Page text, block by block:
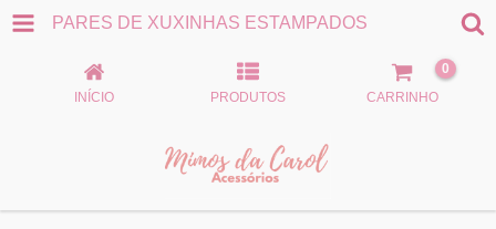
PARES DE XUXINHAS ESTAMPADOS
INÍCIO PRODUTOS CARRINHO
0